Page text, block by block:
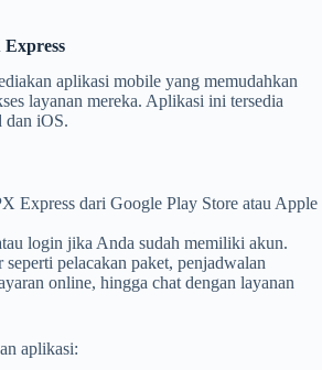
aplikasi mobile yang memudahkan
layanan mereka. Aplikasi ini tersedia
dan iOS.
Express dari Google Play Store atau Apple
login jika Anda sudah memiliki akun.
pelacakan paket, penjadwalan
online, hingga chat dengan layanan
aplikasi: